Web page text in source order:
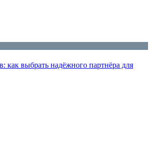
как выбрать надёжного партнёра для